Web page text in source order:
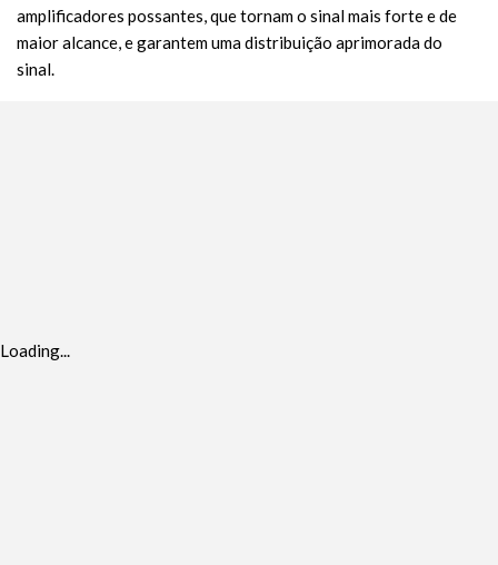
amplificadores possantes, que tornam o sinal mais forte e de
maior alcance, e garantem uma distribuição aprimorada do
sinal.
Loading...